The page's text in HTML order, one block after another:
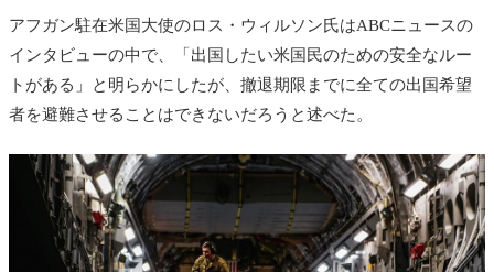
アフガン駐在米国大使のロス・ウィルソン氏はABCニュースの
インタビューの中で、「出国したい米国民のための安全なルー
トがある」と明らかにしたが、撤退期限までに全ての出国希望
者を避難させることはできないだろうと述べた。